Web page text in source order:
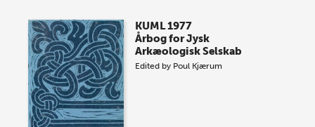
KUML 1977
Årbog for Jysk
Arkæologisk Selskab
Edited by Poul Kjærum